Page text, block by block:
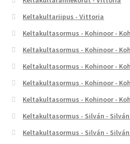
Keltakultariipus - Vittoria
Keltakultasormus - Kohinoor -
Keltakultasormus - Kohinoor -
Keltakultasormus - Kohinoor -
Keltakultasormus - Kohinoor -
Keltakultasormus - Kohinoor -
Keltakultasormus - Silván -
Keltakultasormus - Silván -